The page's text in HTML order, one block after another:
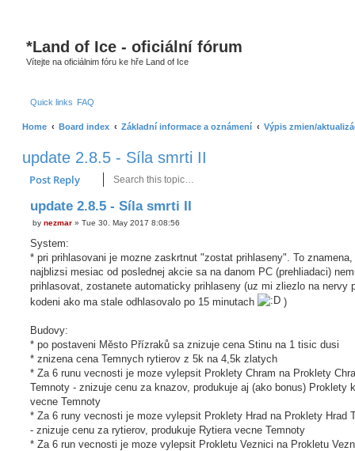
*Land of Ice - oficiální fórum
Vítejte na oficiálnim fóru ke hře Land of Ice
Quick links FAQ
Home Board index Základní informace a oznámení Výpis zmien/
update 2.8.5 - Síla smrti II
Post Reply
update 2.8.5 - Síla smrti II
o
s
t
by nezmar » Tue 30. May 2017 8:08:56
System:
* pri prihlasovani je mozne zaskrtnut "zostat prihlaseny". To znamena,
najblizsi mesiac od poslednej akcie sa na danom PC (prehliadaci)
prihlasovat, zostanete automaticky prihlaseny (uz mi zliezlo na nervy
kodeni ako ma stale odhlasovalo po 15 minutach
)
Budovy:
* po postaveni Město Přízraků sa znizuje cena Stinu na 1 tisic dusi
* znizena cena Temnych rytierov z 5k na 4,5k zlatych
* Za 6 runu vecnosti je moze vylepsit Proklety Chram na Proklety
Temnoty - znizuje cenu za knazov, produkuje aj (ako bonus) Proklety
vecne Temnoty
* Za 6 runy vecnosti je moze vylepsit Proklety Hrad na Proklety Hrad
- znizuje cenu za rytierov, produkuje Rytiera vecne Temnoty
* Za 6 run vecnosti je moze vylepsit Prokletu Veznici na Prokletu